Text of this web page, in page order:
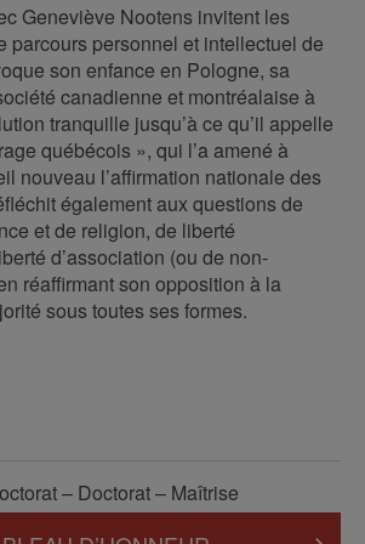
Geneviève Nootens invitent les
parcours personnel et intellectuel de
son enfance en Pologne, sa
canadienne et montréalaise à
tranquille jusqu’à ce qu’il appelle
québécois », qui l’a amené à
nouveau l’affirmation nationale des
également aux questions de
et de religion, de liberté
d’association (ou de non-
réaffirmant son opposition à la
sous toutes ses formes.
– Doctorat – Maîtrise